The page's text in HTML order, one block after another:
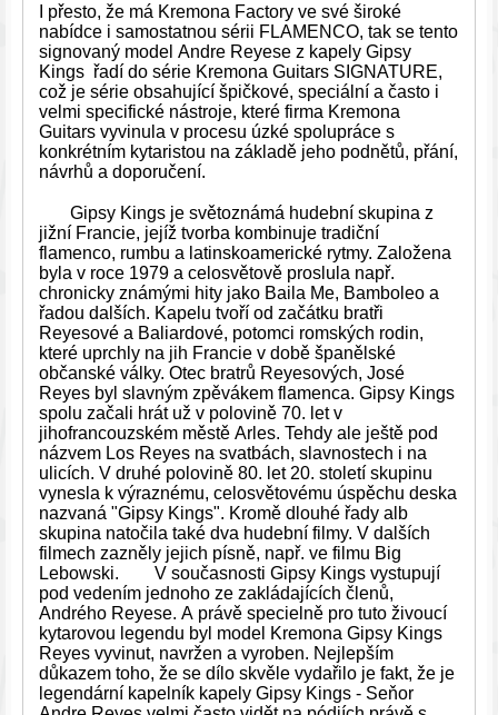
I přesto, že má Kremona Factory ve své široké
nabídce i samostatnou sérii FLAMENCO, tak se tento
signovaný model Andre Reyese z kapely Gipsy
Kings řadí do série Kremona Guitars SIGNATURE,
což je série obsahující špičkové, speciální a často i
velmi specifické nástroje, které firma Kremona
Guitars vyvinula v procesu úzké spolupráce s
konkrétním kytaristou na základě jeho podnětů, přání,
návrhů a doporučení.
Gipsy Kings je světoznámá hudební skupina z
jižní Francie, jejíž tvorba kombinuje tradiční
flamenco, rumbu a latinskoamerické rytmy. Založena
byla v roce 1979 a celosvětově proslula např.
chronicky známými hity jako Baila Me, Bamboleo a
řadou dalších. Kapelu tvoří od začátku bratři
Reyesové a Baliardové, potomci romských rodin,
které uprchly na jih Francie v době španělské
občanské války. Otec bratrů Reyesových, José
Reyes byl slavným zpěvákem flamenca. Gipsy Kings
spolu začali hrát už v polovině 70. let v
jihofrancouzském městě Arles. Tehdy ale ještě pod
názvem Los Reyes na svatbách, slavnostech i na
ulicích. V druhé polovině 80. let 20. století skupinu
vynesla k výraznému, celosvětovému úspěchu deska
nazvaná "Gipsy Kings". Kromě dlouhé řady alb
skupina natočila také dva hudební filmy. V dalších
filmech zazněly jejich písně, např. ve filmu Big
Lebowski. V současnosti Gipsy Kings vystupují
pod vedením jednoho ze zakládajících členů,
Andrého Reyese. A právě specielně pro tuto živoucí
kytarovou legendu byl model Kremona Gipsy Kings
Reyes vyvinut, navržen a vyroben. Nejlepším
důkazem toho, že se dílo skvěle vydařilo je fakt, že je
legendární kapelník kapely Gipsy Kings - Seňor